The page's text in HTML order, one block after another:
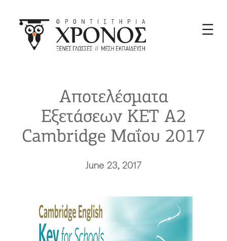
content
Αποτελέσματα
Εξετάσεων KET A2
Cambridge Μαΐου 2017
June 23, 2017